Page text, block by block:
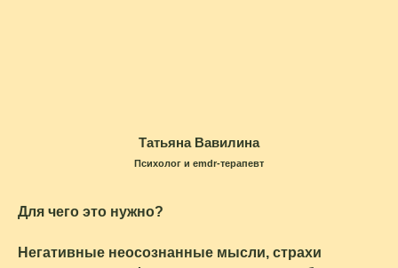
Татьяна Вавилина
Психолог и emdr-терапевт
Для чего это нужно?
Негативные неосознанные мысли, страхи